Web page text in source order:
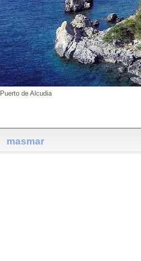
Puerto de Alcudia
masmar